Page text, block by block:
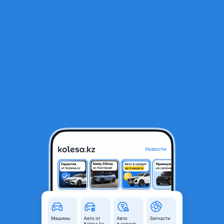
Tracmax X-Privilo TX3 225/45ZR19 96Y XL
Объявление находится в архиве и может быть